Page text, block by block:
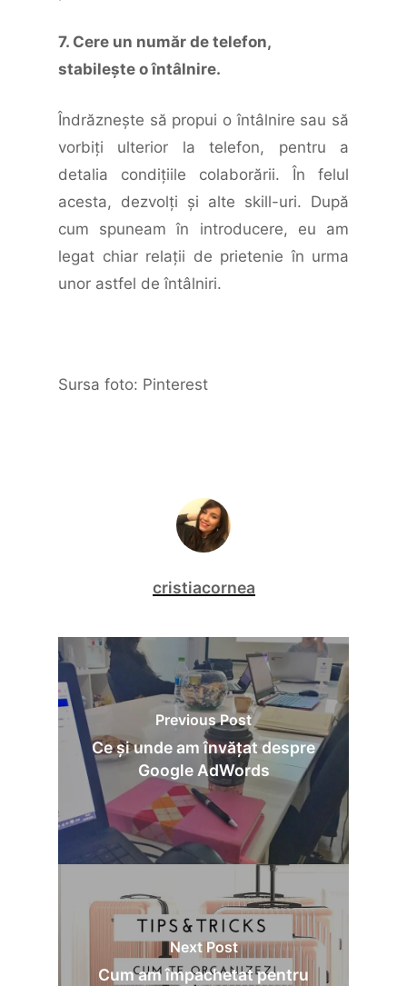
7. Cere un număr de telefon,
stabilește o întâlnire.
Îndrăzneşte să propui o întâlnire sau să
vorbiţi ulterior la telefon, pentru a
detalia condiţiile colaborării. În felul
acesta, dezvolţi şi alte skill-uri. După
cum spuneam în introducere, eu am
legat chiar relaţii de prietenie în urma
unor astfel de întâlniri.
Sursa foto: Pinterest
cristiacornea
Previous Post
Ce și unde am învățat despre
Google AdWords
Next Post
Cum am împachetat pentru